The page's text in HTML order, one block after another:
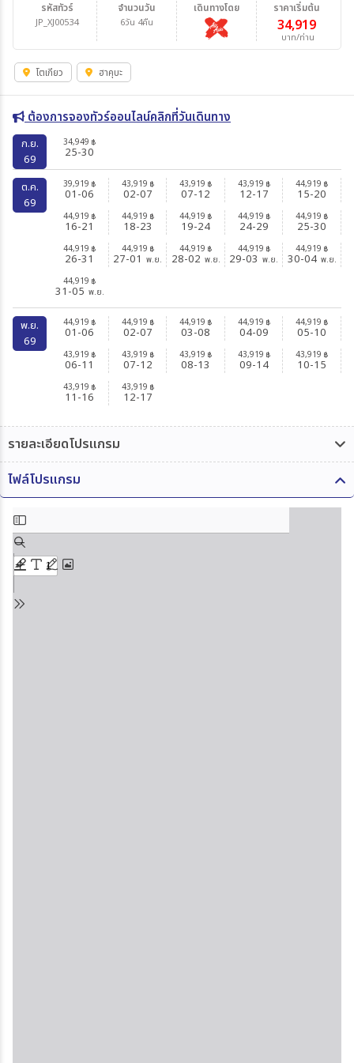
รหัสทัวร์
JP_XJ00534
จำนวนวัน
6วัน 4คืน
ราคาเริ่มต้น
34,919
บาท/ท่าน
เดินทางโดย
โตเกียว ฮาคุบะ
ต้องการจองทัวร์ออนไลน์คลิกที่วันเดินทาง
ก.ย.
69
34,949 ฿
25-30
ต.ค.
69
39,919 ฿
01-06
43,919 ฿
02-07
43,919 ฿
07-12
43,919 ฿
12-17
44,919 ฿
15-20
44,919 ฿
16-21
44,919 ฿
18-23
44,919 ฿
19-24
44,919 ฿
24-29
44,919 ฿
25-30
44,919 ฿
26-31
44,919 ฿
27-01 พ.ย.
44,919 ฿
28-02 พ.ย.
44,919 ฿
29-03 พ.ย.
44,919 ฿
30-04 พ.ย.
44,919 ฿
31-05 พ.ย.
พ.ย.
69
44,919 ฿
01-06
44,919 ฿
02-07
44,919 ฿
03-08
44,919 ฿
04-09
44,919 ฿
05-10
43,919 ฿
06-11
43,919 ฿
07-12
43,919 ฿
08-13
43,919 ฿
09-14
43,919 ฿
10-15
43,919 ฿
11-16
43,919 ฿
12-17
รายละเอียดโปรแกรม
ไฟล์โปรแกรม